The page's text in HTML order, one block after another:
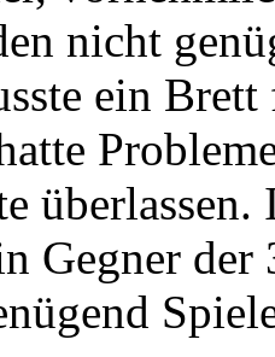
nicht
ein
Gegner der